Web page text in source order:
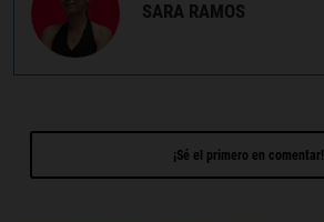
SARA RAMOS
¡Sé el primero en comentar!